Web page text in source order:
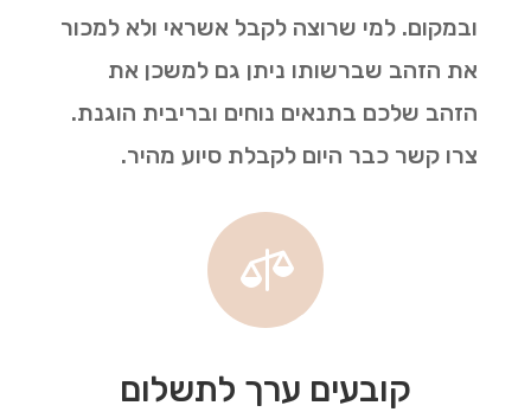
ובמקום. למי שרוצה לקבל אשראי ולא למכור
את הזהב שברשותו ניתן גם למשכן את
הזהב שלכם בתנאים נוחים ובריבית הוגנת.
צרו קשר כבר היום לקבלת סיוע מהיר.

קובעים ערך לתשלום